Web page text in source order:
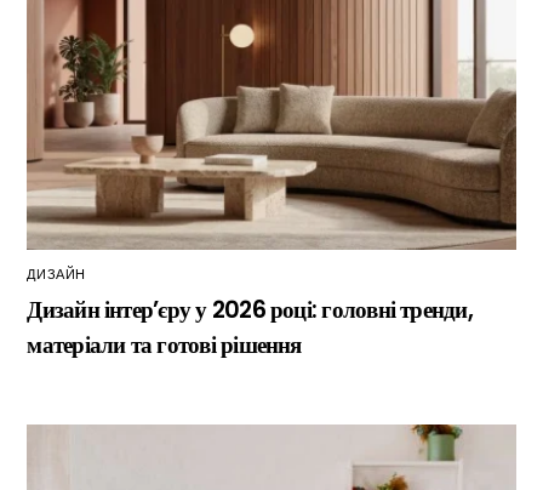
ДИЗАЙН
Дизайн інтер’єру у 2026 році: головні тренди,
матеріали та готові рішення